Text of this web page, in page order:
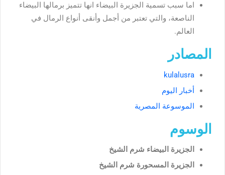
اما سبب تسمية الجزيرة البيضاء انها تتميز برمالها البيضاء
الناصعة، والتي تعتبر من أجمل وأنقى أنواع الرمال في
العالم.
المصادر
kulalusra
أخبار اليوم
الموسوعة المصرية
الوسوم
الجزيرة البيضاء شرم الشيخ
الجزيرة المسحورة شرم الشيخ